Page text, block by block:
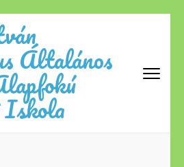
Általános